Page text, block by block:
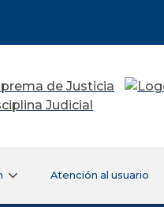
Atención al usuario